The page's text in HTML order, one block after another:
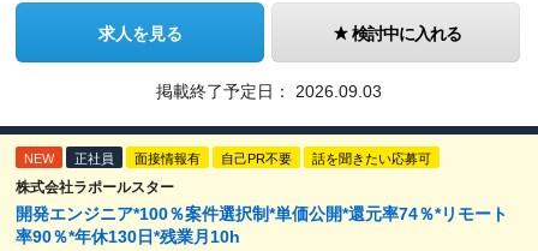
求人を見る 検討中に入れる
掲載終了予定日： 2026.09.03
NEW 正社員 面接情報有 自己PR不要 話を聞きたい応募可
株式会社ラポールスター
開発エンジニア*100％案件選択制*単価公開*還元率74％*リモート
率90％*年休130日*残業月10h